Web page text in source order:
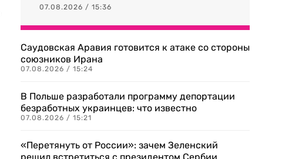
07.08.2026 / 15:36
Саудовская Аравия готовится к атаке со стороны
союзников Ирана
07.08.2026 / 15:24
В Польше разработали программу депортации
безработных украинцев: что известно
07.08.2026 / 15:21
«Перетянуть от России»: зачем Зеленский